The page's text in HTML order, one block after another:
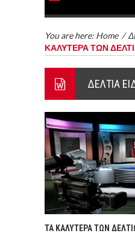
You are here: Home /
ΚΑΛΥΤΕΡΑ ΤΩΝ
ΔΕΛΤΙΑ
ΤΑ ΚΑΛΥΤΕΡΑ ΤΩΝ